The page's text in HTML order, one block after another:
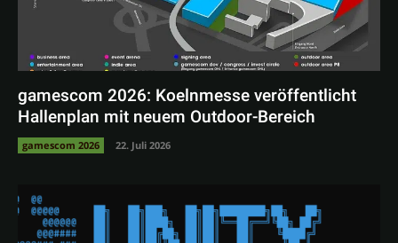
gamescom 2026: Koelnmesse veröffentlicht
Hallenplan mit neuem Outdoor-Bereich
gamescom 2026 22. Juli 2026